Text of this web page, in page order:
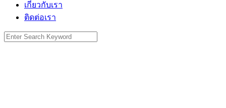
เกี่ยวกับเรา
ติดต่อเรา
Search
for: